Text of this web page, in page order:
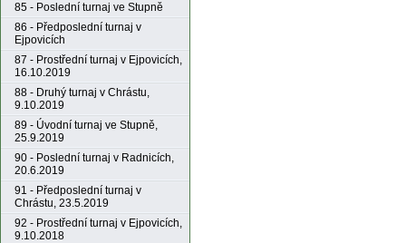
85 - Poslední turnaj ve Stupně
86 - Předposlední turnaj v
Ejpovicích
87 - Prostřední turnaj v Ejpovicích,
16.10.2019
88 - Druhý turnaj v Chrástu,
9.10.2019
89 - Úvodní turnaj ve Stupně,
25.9.2019
90 - Poslední turnaj v Radnicích,
20.6.2019
91 - Předposlední turnaj v
Chrástu, 23.5.2019
92 - Prostřední turnaj v Ejpovicích,
9.10.2018